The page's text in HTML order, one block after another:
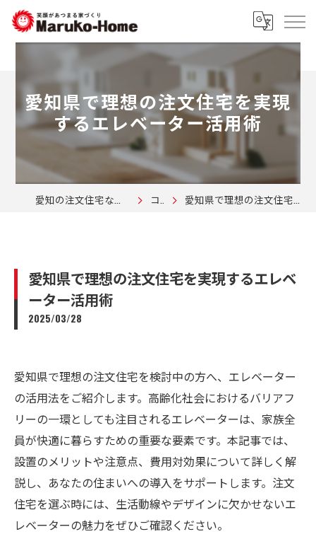
愛知県で理想の注文住宅を実現
するエレベーター活用術
愛知の注文住宅なら株式会社マルコーホーム コラム 愛知県で理想の注文住宅を実現するエレベーター活用術
愛知県で理想の注文住宅を実現するエレベ
ーター活用術
2025/03/28
愛知県で理想の注文住宅を検討中の方へ、エレベーター
の活用法をご紹介します。高齢化社会におけるバリアフ
リーの一環としても注目されるエレベーターは、家族全
員が快適に暮らすための重要な要素です。本記事では、
設置のメリットや注意点、費用対効果について詳しく解
説し、あなたの住まいへの導入をサポートします。注文
住宅を選ぶ時には、生活動線やデザインに欠かせないエ
レベーターの魅力をぜひご確認ください。